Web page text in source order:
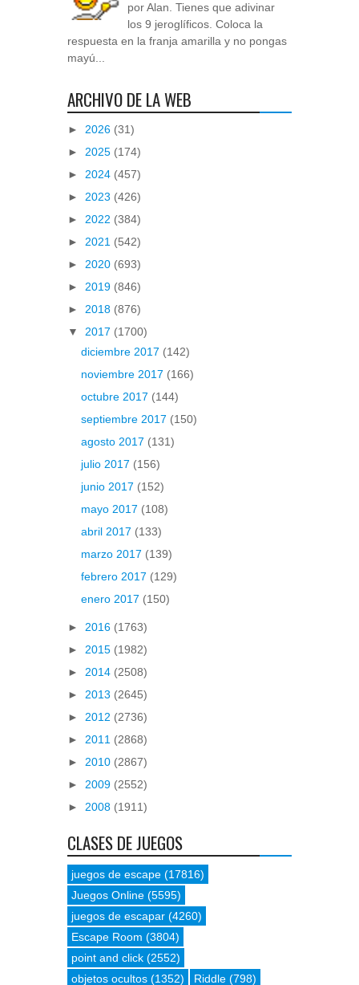
por Alan. Tienes que adivinar
los 9 jeroglíficos. Coloca la
respuesta en la franja amarilla y no pongas
mayú...
ARCHIVO DE LA WEB
► 2026 (31)
► 2025 (174)
► 2024 (457)
► 2023 (426)
► 2022 (384)
► 2021 (542)
► 2020 (693)
► 2019 (846)
► 2018 (876)
▼ 2017 (1700)
diciembre 2017 (142)
noviembre 2017 (166)
octubre 2017 (144)
septiembre 2017 (150)
agosto 2017 (131)
julio 2017 (156)
junio 2017 (152)
mayo 2017 (108)
abril 2017 (133)
marzo 2017 (139)
febrero 2017 (129)
enero 2017 (150)
► 2016 (1763)
► 2015 (1982)
► 2014 (2508)
► 2013 (2645)
► 2012 (2736)
► 2011 (2868)
► 2010 (2867)
► 2009 (2552)
► 2008 (1911)
CLASES DE JUEGOS
juegos de escape (17816)
Juegos Online (5595)
juegos de escapar (4260)
Escape Room (3804)
point and click (2552)
objetos ocultos (1352) Riddle (798)